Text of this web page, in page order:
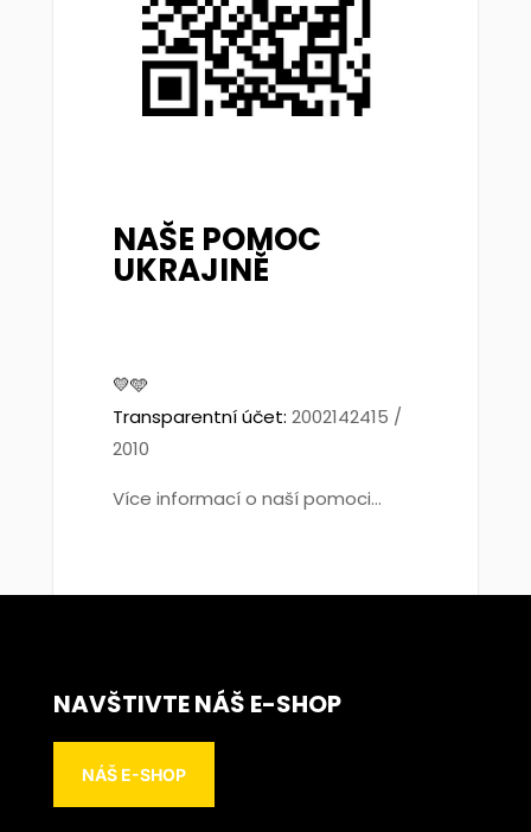
NAŠE POMOC
UKRAJINĚ
💛🩵
Transparentní účet: 2002142415 /
2010
Více informací o naší pomoci...
NAVŠTIVTE NÁŠ E-SHOP
NÁŠ E-SHOP